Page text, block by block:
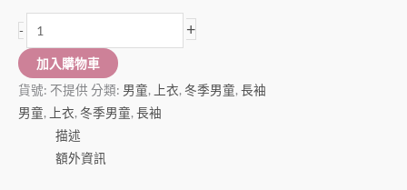
- +
加入購物車
貨號: 不提供 分類: 男童, 上衣, 冬季男童, 長袖
男童, 上衣, 冬季男童, 長袖
描述
額外資訊